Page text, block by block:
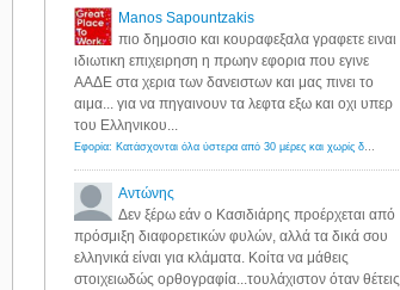
Manos Sapountzakis
πιο δημοσιο και κουραφεξαλα γραφετε ειναι
ιδιωτικη επιχειρηση η πρωην εφορια που εγινε
ΑΑΔΕ στα χερια των δανειστων και μας πινει το
αιμα... για να πηγαινουν τα λεφτα εξω και οχι υπερ
του Ελληνικου...
Εφορία: Κατάσχονται όλα ύστερα από 30 μέρες και χωρίς δικαστικές αποφάσεις - Λόγιος Ερμής
Αντώνης
Δεν ξέρω εάν ο Κασιδιάρης προέρχεται από
πρόσμιξη διαφορετικών φυλών, αλλά τα δικά σου
ελληνικά είναι για κλάματα. Κοίτα να μάθεις
στοιχειωδώς ορθογραφία...τουλάχιστον όταν θέτεις